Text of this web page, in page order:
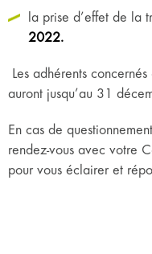
la prise d’effet de la
2022.
Les adhérents
auront jusqu’au 31
En cas de
rendez-vous avec votre
pour vous éclairer et